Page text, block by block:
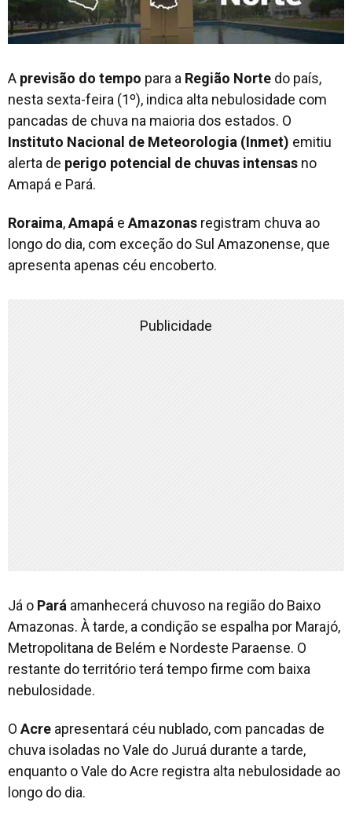
A previsão do tempo para a Região Norte do país,
nesta sexta-feira (1º), indica alta nebulosidade com
pancadas de chuva na maioria dos estados. O
Instituto Nacional de Meteorologia (Inmet) emitiu
alerta de perigo potencial de chuvas intensas no
Amapá e Pará.
Roraima,Amapá e Amazonas registram chuva ao
longo do dia, com exceção do Sul Amazonense, que
apresenta apenas céu encoberto.
Publicidade
Já o Pará amanhecerá chuvoso na região do Baixo
Amazonas. À tarde, a condição se espalha por Marajó,
Metropolitana de Belém e Nordeste Paraense. O
restante do território terá tempo firme com baixa
nebulosidade.
O Acre apresentará céu nublado, com pancadas de
chuva isoladas no Vale do Juruá durante a tarde,
enquanto o Vale do Acre registra alta nebulosidade ao
longo do dia.